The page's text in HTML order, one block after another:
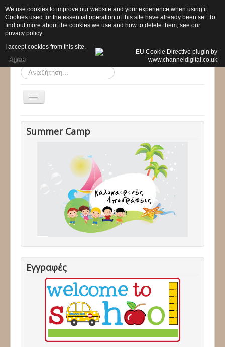
Αναζήτηση...
Εναλλαγή
Αρχική
Προ - Νηπιαγωγείο
Προγράμματα
Δραστηριότητες
Ανακοινώσεις
Summer Camp
Εγγραφές
We use cookies to improve our website and your experience when using it.
Cookies used for the essential operation of this site have already been set. To
find out more about the cookies we use and how to delete them, see our
privacy policy.
I accept cookies from this site.
Agree